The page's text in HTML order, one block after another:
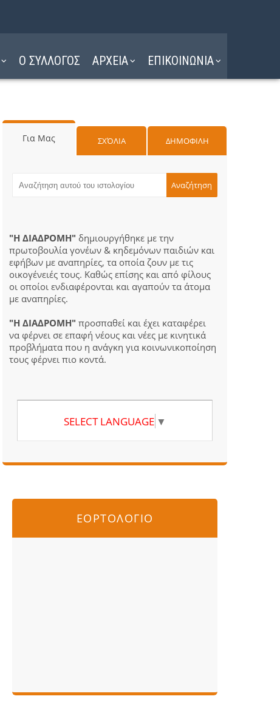
Ο ΣΥΛΛΟΓΟΣ ΑΡΧΕΙΑ ΕΠΙΚΟΙΝΩΝΙΑ
Για Μας ΣΧΌΛΙΑ ΔΗΜΟΦΙΛΗ
"Η ΔΙΑΔΡΟΜΗ" δημιουργήθηκε με την
πρωτοβουλία γονέων & κηδεμόνων παιδιών και
εφήβων με αναπηρίες, τα οποία ζουν με τις
οικογένειές τους. Καθώς επίσης και από φίλους
οι οποίοι ενδιαφέρονται και αγαπούν τα άτομα
με αναπηρίες.
"Η ΔΙΑΔΡΟΜΗ" προσπαθεί και έχει καταφέρει
να φέρνει σε επαφή νέους και νέες με κινητικά
προβλήματα που η ανάγκη για κοινωνικοποίηση
τους φέρνει πιο κοντά.
SELECT LANGUAGE ▼
ΕΟΡΤΟΛΟΓΙΟ